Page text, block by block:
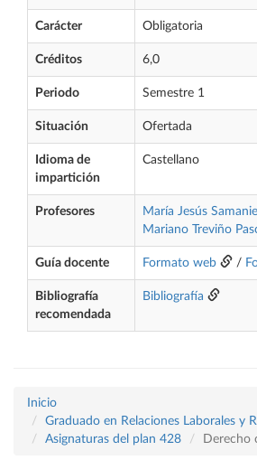
Carácter Obligatoria
Créditos 6,0
Periodo Semestre 1
Situación Ofertada
Idioma de
impartición
Castellano
Profesores María Jesús
Mariano Treviño
Guía docente Formato web /
Bibliografía
recomendada
Bibliografía
Inicio
Graduado en Relaciones Laborales y
Asignaturas del plan 428
Derecho